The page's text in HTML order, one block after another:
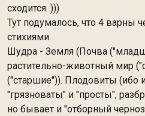
сходится. )))
Тут подумалось, что 4 варны
стихиями.
Шудра - Земля (Почва
растительно-животный мир
("старшие")). Плодовиты (ибо
"грязноваты" и "просты",
но бывает и "отборный